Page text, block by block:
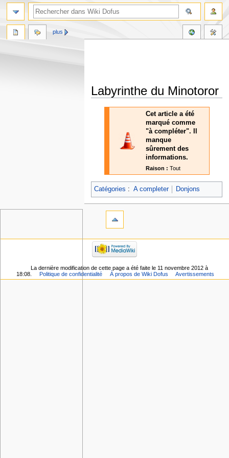
Labyrinthe du Minotoror
Cet article a été
marqué comme
"à compléter". Il
manque
sûrement des
informations.
Raison : Tout
Catégories : A completer Donjons
plus
La dernière modification de cette page a été faite le 11 novembre 2012 à
18:08.
Politique de confidentialité À propos de Wiki Dofus Avertissements